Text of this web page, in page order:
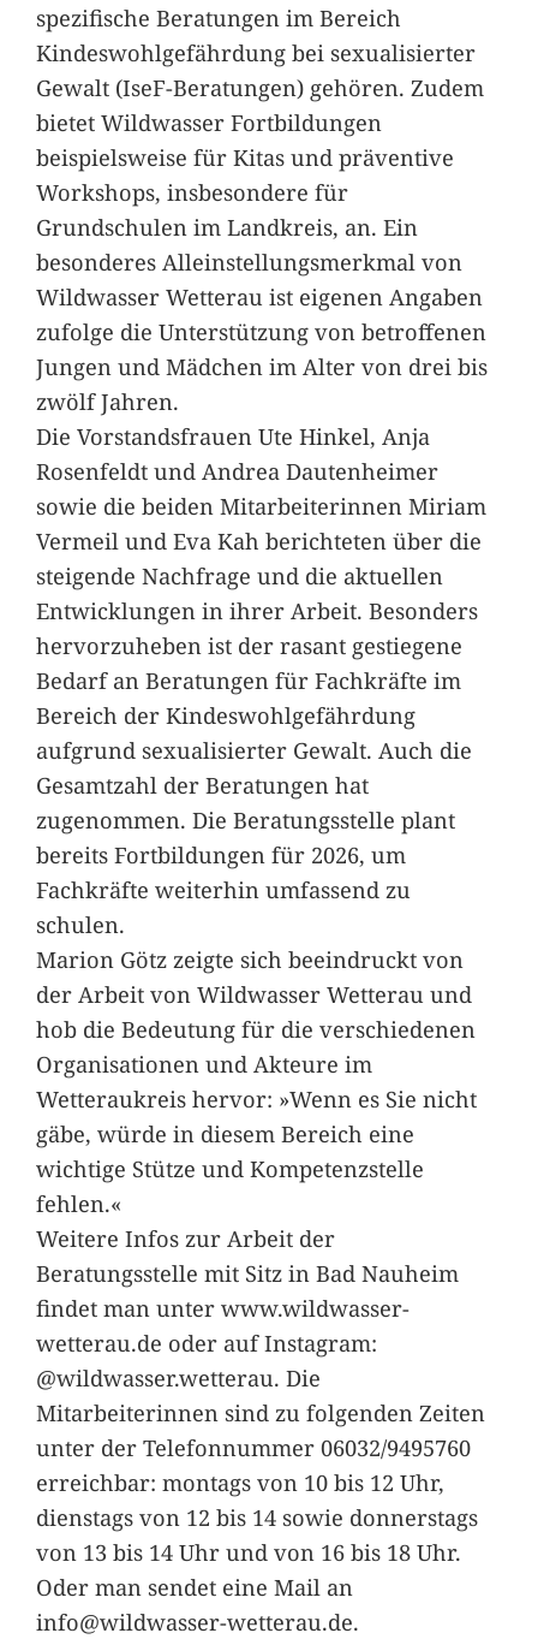
spezifische Beratungen im Bereich
Kindeswohlgefährdung bei sexualisierter
Gewalt (IseF-Beratungen) gehören. Zudem
bietet Wildwasser Fortbildungen
beispielsweise für Kitas und präventive
Workshops, insbesondere für
Grundschulen im Landkreis, an. Ein
besonderes Alleinstellungsmerkmal von
Wildwasser Wetterau ist eigenen Angaben
zufolge die Unterstützung von betroffenen
Jungen und Mädchen im Alter von drei bis
zwölf Jahren.
Die Vorstandsfrauen Ute Hinkel, Anja
Rosenfeldt und Andrea Dautenheimer
sowie die beiden Mitarbeiterinnen Miriam
Vermeil und Eva Kah berichteten über die
steigende Nachfrage und die aktuellen
Entwicklungen in ihrer Arbeit. Besonders
hervorzuheben ist der rasant gestiegene
Bedarf an Beratungen für Fachkräfte im
Bereich der Kindeswohlgefährdung
aufgrund sexualisierter Gewalt. Auch die
Gesamtzahl der Beratungen hat
zugenommen. Die Beratungsstelle plant
bereits Fortbildungen für 2026, um
Fachkräfte weiterhin umfassend zu
schulen.
Marion Götz zeigte sich beeindruckt von
der Arbeit von Wildwasser Wetterau und
hob die Bedeutung für die verschiedenen
Organisationen und Akteure im
Wetteraukreis hervor: »Wenn es Sie nicht
gäbe, würde in diesem Bereich eine
wichtige Stütze und Kompetenzstelle
fehlen.«
Weitere Infos zur Arbeit der
Beratungsstelle mit Sitz in Bad Nauheim
findet man unter www.wildwasser-
wetterau.de oder auf Instagram:
@wildwasser.wetterau. Die
Mitarbeiterinnen sind zu folgenden Zeiten
unter der Telefonnummer 06032/9495760
erreichbar: montags von 10 bis 12 Uhr,
dienstags von 12 bis 14 sowie donnerstags
von 13 bis 14 Uhr und von 16 bis 18 Uhr.
Oder man sendet eine Mail an
info@wildwasser-wetterau.de.